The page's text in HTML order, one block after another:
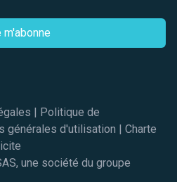
m'abonne
Politique de
générales d'utilisation
Charte
une société du groupe